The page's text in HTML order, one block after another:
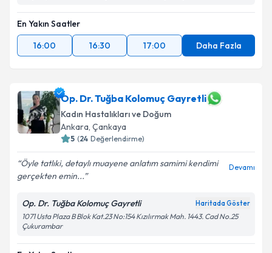
En Yakın Saatler
16:00
16:30 17:00 Daha Fazla
Op. Dr. Tuğba Kolomuç Gayretli
Kadın Hastalıkları ve Doğum
Ankara, Çankaya
5 (24 Değerlendirme)
Öyle tatlıki, detaylı muayene anlatım samimi kendimi
gerçekten emin...
Devamı
Op. Dr. Tuğba Kolomuç Gayretli Haritada Göster
1071 Usta Plaza B Blok Kat.23 No:154 Kızılırmak Mah. 1443. Cad No.25
Çukurambar